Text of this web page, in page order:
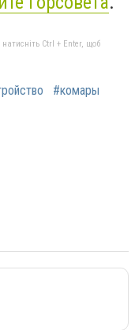
Ctrl + Enter, щоб
#комары